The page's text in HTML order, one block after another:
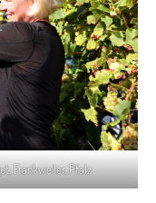
Frankweiler, Pfalz